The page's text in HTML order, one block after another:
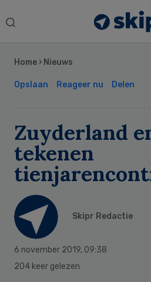
Search
Home › Nieuws
Opslaan Reageer nu Delen
Zuyderland
tekenen
Skipr Redactie
6 november 2019, 09:38
204 keer gelezen
Sidebar